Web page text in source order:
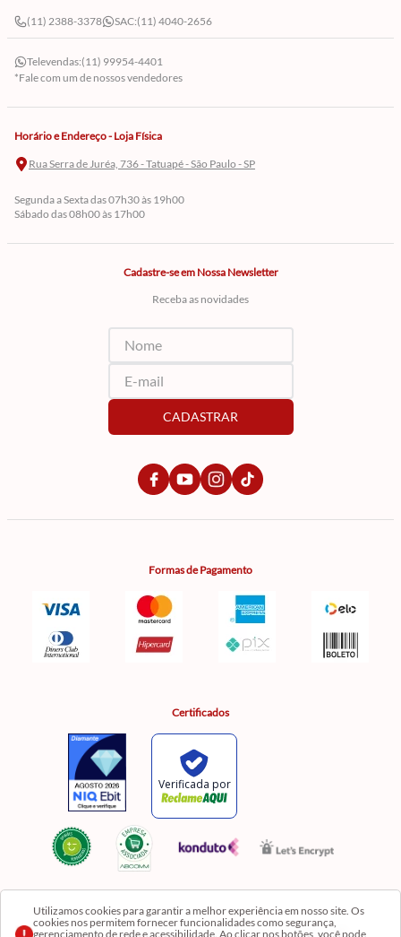
Utilizamos cookies para garantir a melhor experiência em nosso site. Os
cookies nos permitem fornecer funcionalidades como segurança,
gerenciamento de rede e acessibilidade. Ao clicar nos botões, você pode
(11) 2388-3378 SAC:(11) 4040-2656
Televendas:(11) 99954-4401
*Fale com um de nossos vendedores
Horário e Endereço - Loja Física
Rua Serra de Juréa, 736 - Tatuapé - São Paulo - SP
Segunda a Sexta das 07h30 às 19h00
Sábado das 08h00 às 17h00
Cadastre-se em Nossa Newsletter
Receba as novidades
CADASTRAR
Formas de Pagamento
Certificados
Razão Social: Comercial Luzia Meire de Gêneros Alimentícios LTDA | CNPJ: